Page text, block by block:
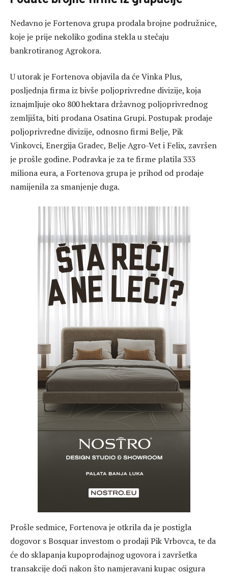
Nedavno je Fortenova grupa prodala brojne podružnice,
koje je prije nekoliko godina stekla u stečaju
bankrotiranog Agrokora.
U utorak je Fortenova objavila da će Vinka Plus,
posljednja firma iz bivše poljoprivredne divizije, koja
iznajmljuje oko 800 hektara državnog poljoprivrednog
zemljišta, biti prodana Osatina Grupi. Postupak prodaje
poljoprivredne divizije, odnosno firmi Belje, Pik
Vinkovci, Energija Gradec, Belje Agro-Vet i Felix, završen
je prošle godine. Podravka je za te firme platila 333
miliona eura, a Fortenova grupa je prihod od prodaje
namijenila za smanjenje duga.
Prošle sedmice, Fortenova je otkrila da je postigla
dogovor s Bosquar investom o prodaji Pik Vrbovca, te da
će do sklapanja kupoprodajnog ugovora i završetka
transakcije doći nakon što namjeravani kupac osigura